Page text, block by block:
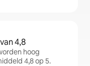
4,8
hoog
4,8 op 5.